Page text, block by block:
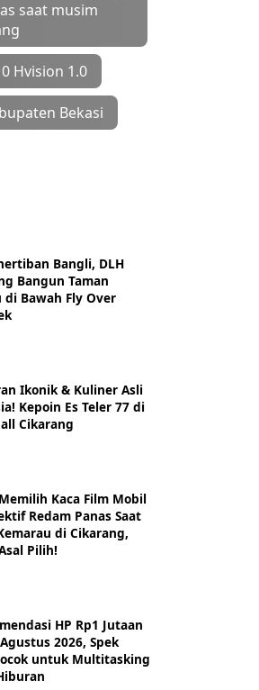
saat musim
Hvision 1.0
Bekasi
Bangli, DLH
Bangun Taman
di Bawah Fly Over
Ikonik & Kuliner Asli
Kepoin Es Teler 77 di
Cikarang
Kaca Film Mobil
Redam Panas Saat
di Cikarang,
Pilih!
HP Rp1 Jutaan
2026, Spek
untuk Multitasking